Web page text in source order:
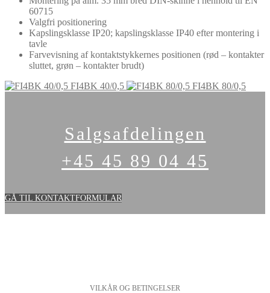
60715
Valgfri positionering
Kapslingsklasse IP20; kapslingsklasse IP40 efter montering i
tavle
Farvevisning af kontaktstykkernes positionen (rød – kontakter
sluttet, grøn – kontakter brudt)
FI4BK 40/0,5
FI4BK 80/0,5
Salgsafdelingen
+45 45 89 04 45
GÅ TIL KONTAKTFORMULAR
VILKÅR OG BETINGELSER